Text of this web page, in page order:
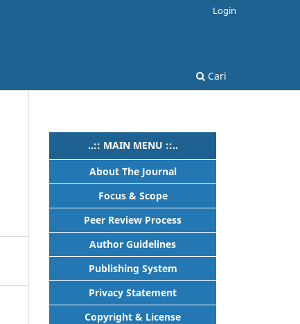
Cari
Login
..:: MAIN MENU ::..
About The Journal
Focus & Scope
Peer Review Process
Author Guidelines
Publishing System
Privacy Statement
Copyright & License